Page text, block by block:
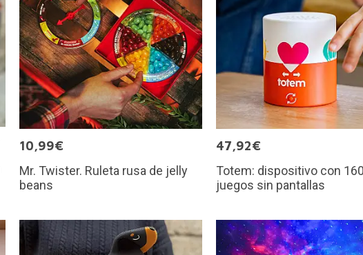
10,99€
Mr. Twister. Ruleta rusa de jelly
beans
47,92€
Totem: dispositivo con 160
juegos sin pantallas